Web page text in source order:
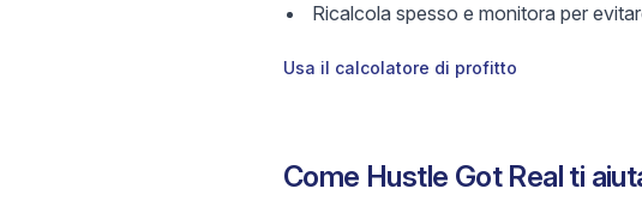
Ricalcola spesso e monitora per
Usa il calcolatore di profitto
Come Hustle Got Real ti